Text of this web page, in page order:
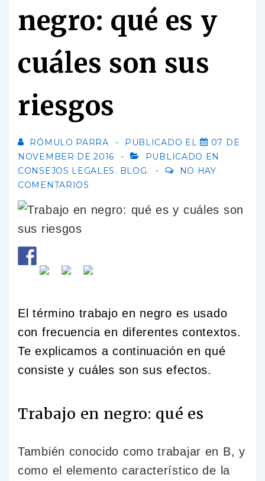
negro: qué es y
cuáles son sus
riesgos
RÓMULO PARRA PUBLICADO EL
07 DE
NOVEMBER DE 2016
PUBLICADO EN
CONSEJOS LEGALES. BLOG.
NO HAY
COMENTARIOS
El término trabajo en negro es usado
con frecuencia en diferentes contextos.
Te explicamos a continuación en qué
consiste y cuáles son sus efectos.
Trabajo en negro: qué es
También conocido como trabajar en B, y
como el elemento característico de la